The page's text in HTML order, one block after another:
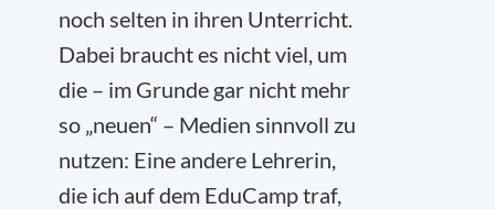
noch selten in ihren Unterricht.
Dabei braucht es nicht viel, um
die – im Grunde gar nicht mehr
so „neuen“ – Medien sinnvoll zu
nutzen: Eine andere Lehrerin,
die ich auf dem EduCamp traf,